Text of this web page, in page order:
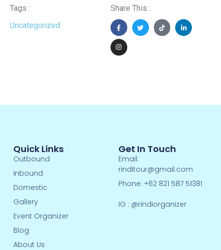
Tags :
Uncategorized
Share This :
Quick Links
Outbound
Inbound
Domestic
Gallery
Event Organizer
Blog
About Us
Get In Touch
Email:
rinditour@gmail.com
Phone: +62 821 587 51381
IG : @rindiorganizer